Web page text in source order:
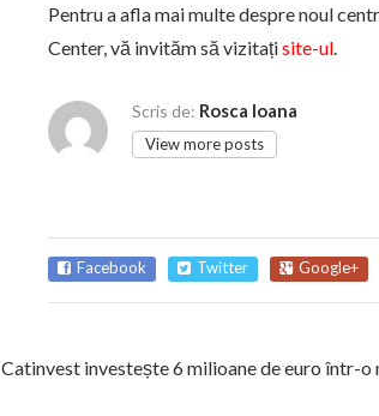
Pentru a afla mai multe despre noul
Center, vă invităm să vizitațisite-ul
Scris de: Rosca Ioana
View more posts
Facebook Twitter Google+
Catinvest investește 6 milioane de euro într-